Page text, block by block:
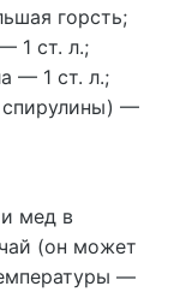
горсть;
1 ст. л.;
— 1 ст. л.;
спирулины) —
мед в
(он может
—